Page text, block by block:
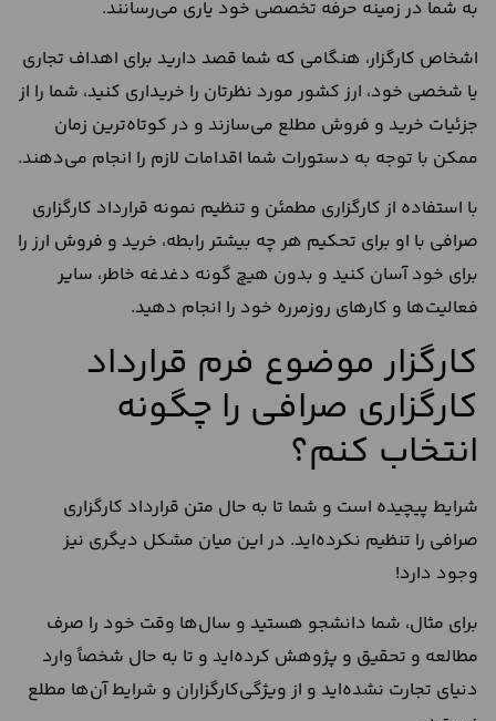
به شما در زمینه حرفه تخصصی خود یاری می‌رسانند.
اشخاص کارگزار، هنگامی که شما قصد دارید برای اهداف تجاری
یا شخصی خود، ارز کشور مورد نظرتان را خریداری کنید، شما را از
جزئیات خرید و فروش مطلع می‌سازند و در کوتاه‌ترین زمان
ممکن با توجه به دستورات شما اقدامات لازم را انجام می‌دهند.
با استفاده از کارگزاری مطمئن و تنظیم نمونه قرارداد کارگزاری
صرافی با او برای تحکیم هر چه بیشتر رابطه، خرید و فروش ارز را
برای خود آسان کنید و بدون هیچ گونه دغدغه خاطر، سایر
فعالیت‌ها و کارهای روزمرره خود را انجام دهید.
کارگزار موضوع فرم قرارداد
کارگزاری صرافی را چگونه
انتخاب کنم؟
شرایط پیچیده است و شما تا به حال متن قرارداد کارگزاری
صرافی را تنظیم نکرده‌اید. در این میان مشکل دیگری نیز
وجود دارد!
برای مثال، شما دانشجو هستید و سال‌ها وقت خود را صرف
مطالعه و تحقیق و پژوهش کرده‌اید و تا به حال شخصاً وارد
دنیای تجارت نشده‌اید و از ویژگی‌کارگزاران و شرایط آن‌ها مطلع